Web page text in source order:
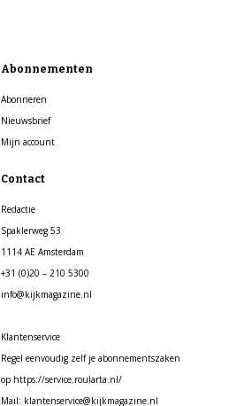
Abonnementen
Abonneren
Nieuwsbrief
Mijn account
Contact
Redactie
Spaklerweg 53
1114 AE Amsterdam
+31 (0)20 – 210 5300
info@kijkmagazine.nl
Klantenservice
Regel eenvoudig zelf je abonnementszaken
op https://service.roularta.nl/
Mail: klantenservice@kijkmagazine.nl